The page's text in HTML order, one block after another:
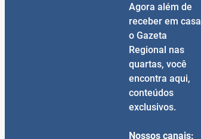
Agora além de
receber em casa
o Gazeta
Regional nas
quartas, você
encontra aqui,
conteúdos
exclusivos.
Nossos canais: